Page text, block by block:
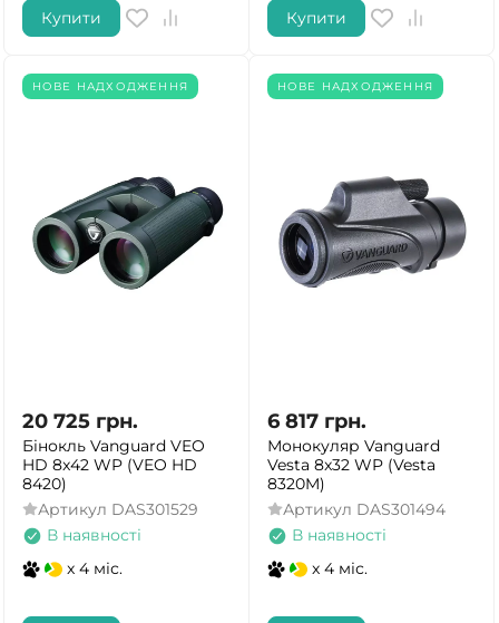
Купити Купити
НОВЕ НАДХОДЖЕННЯ
20 725 грн.
Бінокль Vanguard VEO
HD 8x42 WP (VEO HD
8420)
Артикул DAS301529
В наявності
x 4 міс.
НОВЕ НАДХОДЖЕННЯ
6 817 грн.
Монокуляр Vanguard
Vesta 8x32 WP (Vesta
8320M)
Артикул DAS301494
В наявності
x 4 міс.